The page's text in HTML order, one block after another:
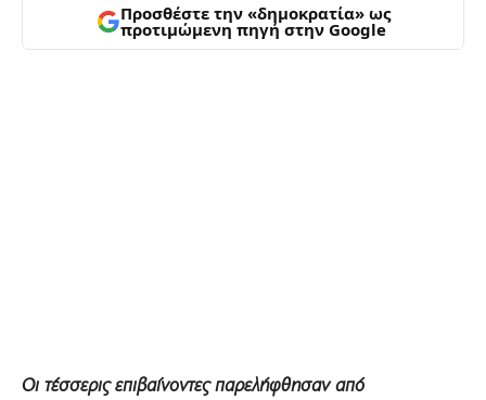
Προσθέστε την «δημοκρατία» ως
προτιμώμενη πηγή στην Google
Οι τέσσερις επιβαίνοντες παρελήφθησαν από